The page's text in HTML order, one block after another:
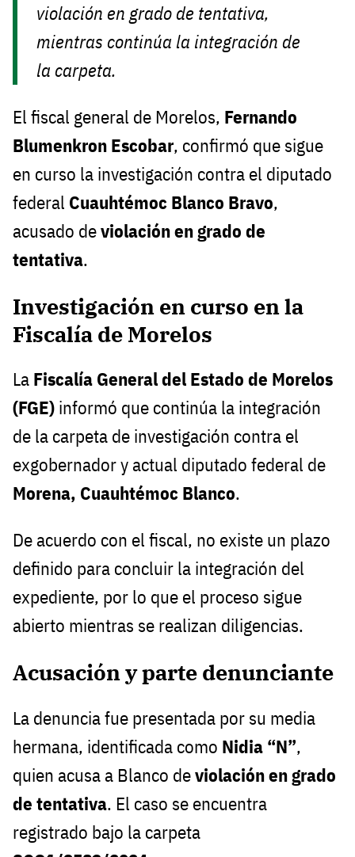
violación en grado de tentativa,
mientras continúa la integración de
la carpeta.
El fiscal general de Morelos, Fernando
Blumenkron Escobar, confirmó que sigue
en curso la investigación contra el diputado
federal Cuauhtémoc Blanco Bravo,
acusado deviolación en grado de
tentativa.
Investigación en curso en la
Fiscalía de Morelos
La Fiscalía General del Estado de Morelos
(FGE) informó que continúa la integración
de la carpeta de investigación contra el
exgobernador y actual diputado federal de
Morena, Cuauhtémoc Blanco.
De acuerdo con el fiscal, no existe un plazo
definido para concluir la integración del
expediente, por lo que el proceso sigue
abierto mientras se realizan diligencias.
Acusación y parte denunciante
La denuncia fue presentada por su media
hermana, identificada como Nidia “N”,
quien acusa a Blanco deviolación en grado
de tentativa. El caso se encuentra
registrado bajo la carpeta